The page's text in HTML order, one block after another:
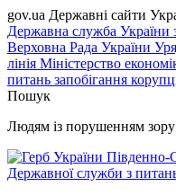
gov.ua Державні сайти
Державна служба України
Верховна Рада України
лінія Міністерство
питань запобігання
Пошук
Людям із порушенням зору
Південно-
Державної служби з